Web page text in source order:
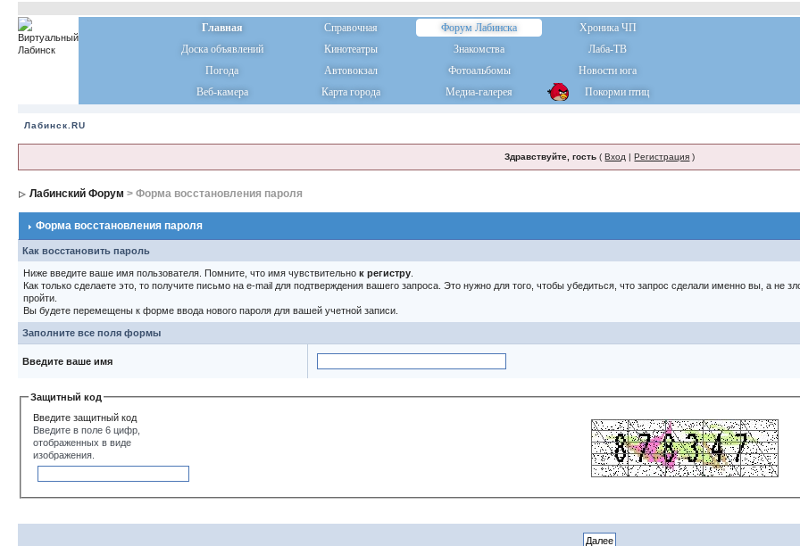
Главная Справочная Форум Лабинска
Хроника ЧП
Доска объявлений
Кинотеатры Знакомства
Лаба-ТВ
Погода
Автовокзал Фотоальбомы
Новости юга
Веб-камера
Карта города Медиа-галерея Покорми птиц
Лабинск.RU
Здравствуйте, гость (Вход |Регистрация )
Лабинский Форум > Форма восстановления пароля
Форма восстановления пароля
Как восстановить пароль
Ниже введите ваше имя пользователя. Помните, что имя чувствительнок регистру
Как только сделаете это, то получите письмо на e-mail для подтверждения вашего запроса. Это нужно для того, чтобы убедиться, что запрос сделали именно вы, а
пройти.
Вы будете перемещены к форме ввода нового пароля для вашей учетной записи.
Заполните все поля формы
Введите ваше имя
Защитный код
Введите защитный код
Введите в поле 6 цифр,
отображенных в виде
изображения.